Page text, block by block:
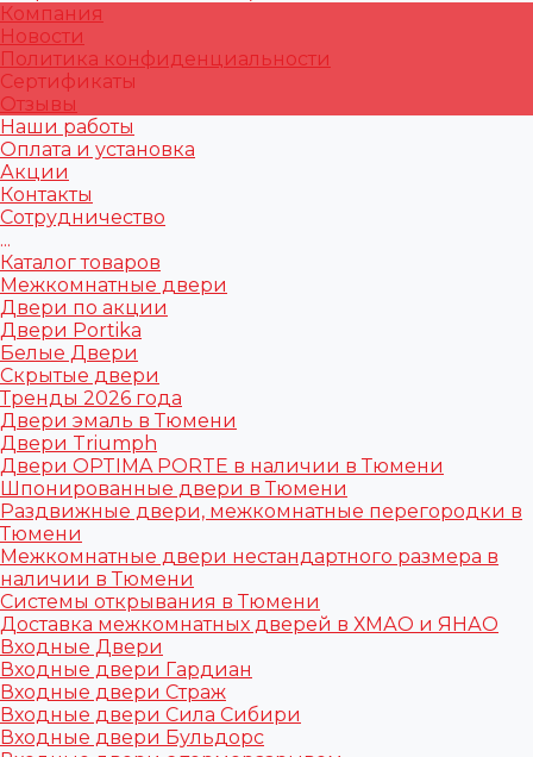
Компания
Новости
Политика конфиденциальности
Сертификаты
Отзывы
Наши работы
Оплата и установка
Акции
Контакты
Сотрудничество
...
Каталог товаров
Межкомнатные двери
Двери по акции
Двери Portika
Белые Двери
Скрытые двери
Тренды 2026 года
Двери эмаль в Тюмени
Двери Triumph
Двери OPTIMA PORTE в наличии в Тюмени
Шпонированные двери в Тюмени
Раздвижные двери, межкомнатные перегородки в
Тюмени
Межкомнатные двери нестандартного размера в
наличии в Тюмени
Системы открывания в Тюмени
Доставка межкомнатных дверей в ХМАО и ЯНАО
Входные Двери
Входные двери Гардиан
Входные двери Страж
Входные двери Сила Сибири
Входные двери Бульдорс